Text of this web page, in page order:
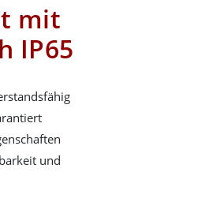
mit
IP65
und